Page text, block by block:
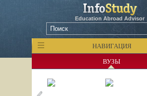
Education Abroad Advisor
НАВИГАЦИЯ
ВУЗЫ